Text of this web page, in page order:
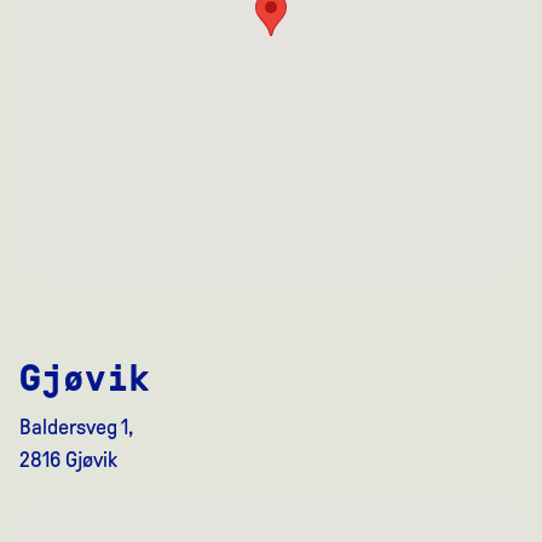
Gjøvik
Baldersveg 1,
2816 Gjøvik